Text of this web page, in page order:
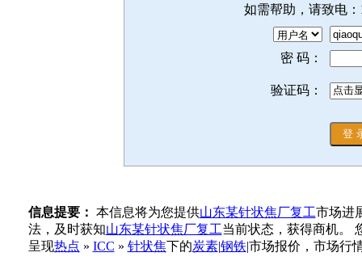
如需帮助，请致电：
密 码：
验证码：
信息提要： 本信息将为您提供山东某针状焦厂复工市场进
法，及时获知山东某针状焦厂复工当前状态，获得商机。
呈现热点 » ICC » 针状焦下的炭素|钢铁|市场报价，市场行